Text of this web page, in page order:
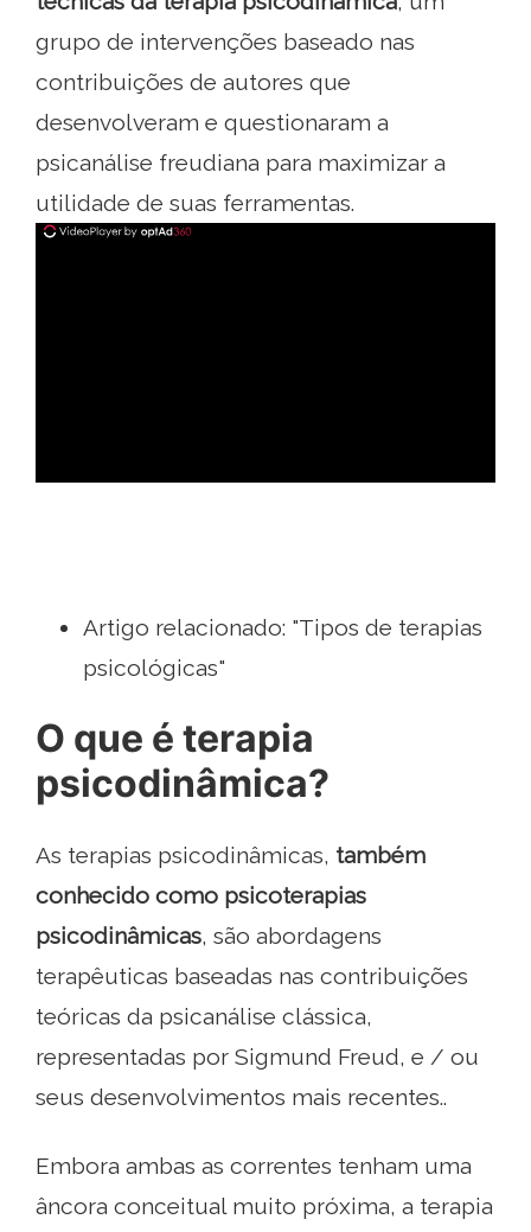
grupo de intervenções baseado nas
contribuições de autores que
desenvolveram e questionaram a
psicanálise freudiana para maximizar a
utilidade de suas ferramentas.
Artigo relacionado: "Tipos de terapias
psicológicas"
O que é terapia
psicodinâmica?
As terapias psicodinâmicas, também
conhecido como psicoterapias
psicodinâmicas, são abordagens
terapêuticas baseadas nas contribuições
teóricas da psicanálise clássica,
representadas por Sigmund Freud, e / ou
seus desenvolvimentos mais recentes..
Embora ambas as correntes tenham uma
âncora conceitual muito próxima, a terapia